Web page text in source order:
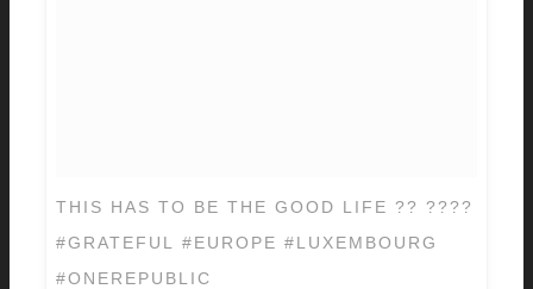
THIS HAS TO BE THE GOOD LIFE ?? ????
#GRATEFUL #EUROPE #LUXEMBOURG
#ONEREPUBLIC